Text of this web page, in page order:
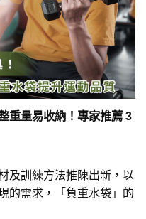
重量易收納！專家推薦 3
及訓練方法推陳出新，以
的需求，「負重水袋」的